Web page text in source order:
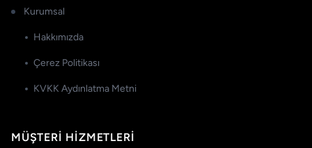
Kurumsal
Hakkımızda
Çerez Politikası
KVKK Aydınlatma Metni
MÜŞTERI HIZMETLERI